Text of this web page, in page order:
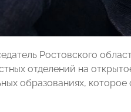
Ростовского
отделений на
образованиях, которое